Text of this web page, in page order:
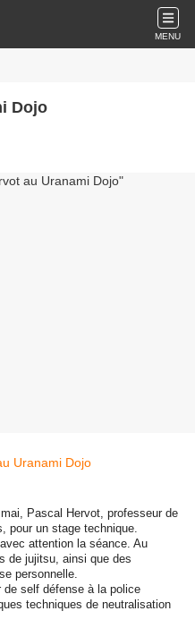
MENU
Dojo
Pascal Hervot, professeur de
pour un stage technique.
attention la séance. Au
de jujitsu, ainsi que des
personnelle.
de self défense à la police
techniques de neutralisation